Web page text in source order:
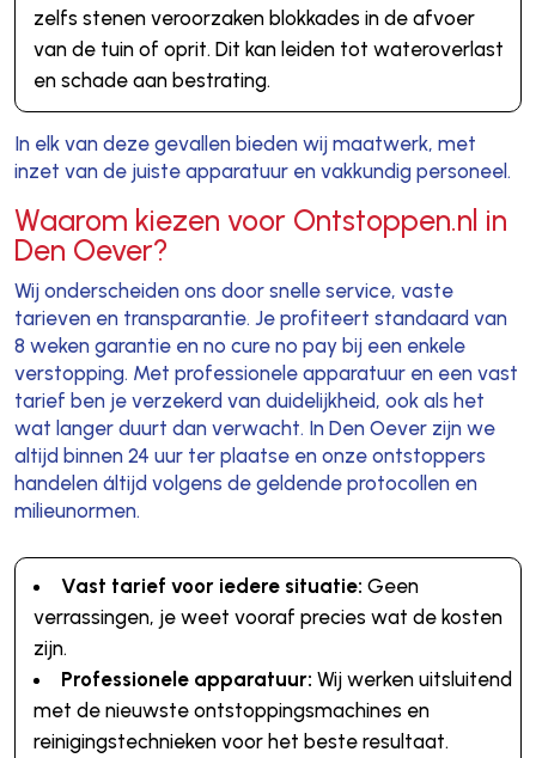
zelfs stenen veroorzaken blokkades in de afvoer
van de tuin of oprit. Dit kan leiden tot wateroverlast
en schade aan bestrating.
In elk van deze gevallen bieden wij maatwerk, met
inzet van de juiste apparatuur en vakkundig personeel.
Waarom kiezen voor Ontstoppen.nl in
Den Oever?
Wij onderscheiden ons door snelle service, vaste
tarieven en transparantie. Je profiteert standaard van
8 weken garantie en no cure no pay bij een enkele
verstopping. Met professionele apparatuur en een vast
tarief ben je verzekerd van duidelijkheid, ook als het
wat langer duurt dan verwacht. In Den Oever zijn we
altijd binnen 24 uur ter plaatse en onze ontstoppers
handelen áltijd volgens de geldende protocollen en
milieunormen.
Vast tarief voor iedere situatie: Geen
verrassingen, je weet vooraf precies wat de kosten
zijn.
Professionele apparatuur: Wij werken uitsluitend
met de nieuwste ontstoppingsmachines en
reinigingstechnieken voor het beste resultaat.